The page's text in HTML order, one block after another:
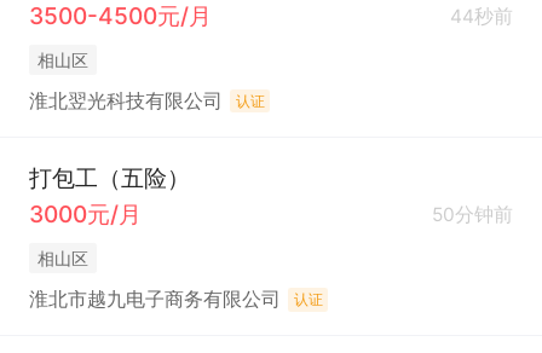
3500-4500元/月
44秒前
相山区
淮北翌光科技有限公司 认证
打包工（五险）
3000元/月
50分钟前
相山区
淮北市越九电子商务有限公司 认证